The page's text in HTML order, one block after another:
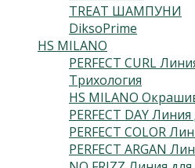
TREAT ШАМПУНИ
DiksoPrime
HS MILANO
PERFECT CURL
Трихология
HS MILANO
PERFECT DAY
PERFECT COLOR
PERFECT ARGAN